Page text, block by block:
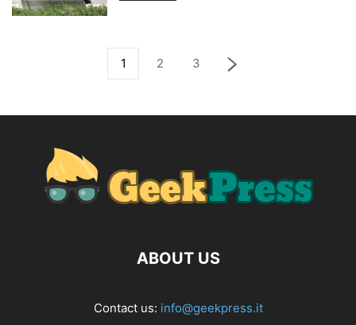
1 2 3
ABOUT US
Contact us: info@geekpress.it